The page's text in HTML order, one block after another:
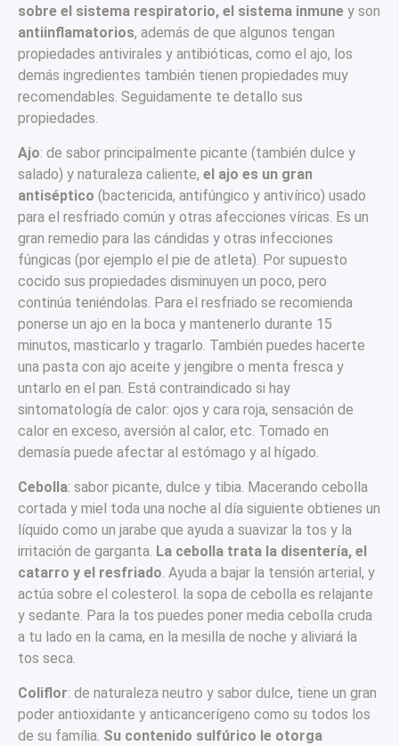
sobre el sistema respiratorio, el sistema inmune y son
antiinflamatorios, además de que algunos tengan
propiedades antivirales y antibióticas, como el ajo, los
demás ingredientes también tienen propiedades muy
recomendables. Seguidamente te detallo sus
propiedades.
Ajo: de sabor principalmente picante (también dulce y
salado) y naturaleza caliente, el ajo es un gran
antiséptico (bactericida, antifúngico y antivírico) usado
para el resfriado común y otras afecciones víricas. Es un
gran remedio para las cándidas y otras infecciones
fúngicas (por ejemplo el pie de atleta). Por supuesto
cocido sus propiedades disminuyen un poco, pero
continúa teniéndolas. Para el resfriado se recomienda
ponerse un ajo en la boca y mantenerlo durante 15
minutos, masticarlo y tragarlo. También puedes hacerte
una pasta con ajo aceite y jengibre o menta fresca y
untarlo en el pan. Está contraindicado si hay
sintomatología de calor: ojos y cara roja, sensación de
calor en exceso, aversión al calor, etc. Tomado en
demasía puede afectar al estómago y al hígado.
Cebolla: sabor picante, dulce y tibia. Macerando cebolla
cortada y miel toda una noche al día siguiente obtienes un
líquido como un jarabe que ayuda a suavizar la tos y la
irritación de garganta. La cebolla trata la disentería, el
catarro y el resfriado. Ayuda a bajar la tensión arterial, y
actúa sobre el colesterol. la sopa de cebolla es relajante
y sedante. Para la tos puedes poner media cebolla cruda
a tu lado en la cama, en la mesilla de noche y aliviará la
tos seca.
Coliflor: de naturaleza neutro y sabor dulce, tiene un gran
poder antioxidante y anticancerígeno como su todos los
de su família. Su contenido sulfúrico le otorga